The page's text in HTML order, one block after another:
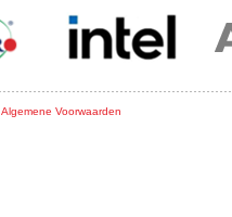
Algemene Voorwaarden